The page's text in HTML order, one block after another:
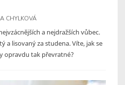
CHYLKOVÁ
a nejdražších vůbec.
a lisovaný za studena. Víte, jak se
opravdu tak převratné?